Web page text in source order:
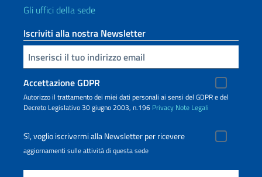
Gli uffici della sede
Iscriviti alla nostra Newsletter
Inserisci la tua email
Accettazione GDPR
Autorizzo il trattamento dei miei dati personali ai sensi del GDPR e del
Decreto Legislativo 30 giugno 2003, n.196 Privacy Note Legali
Sì, voglio iscrivermi alla Newsletter per ricevere
aggiornamenti sulle attività di questa sede